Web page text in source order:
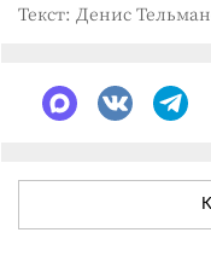
Текст: Денис